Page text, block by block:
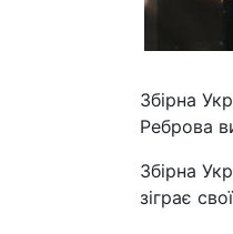
Збірна
Реброва
Збірна
зіграє